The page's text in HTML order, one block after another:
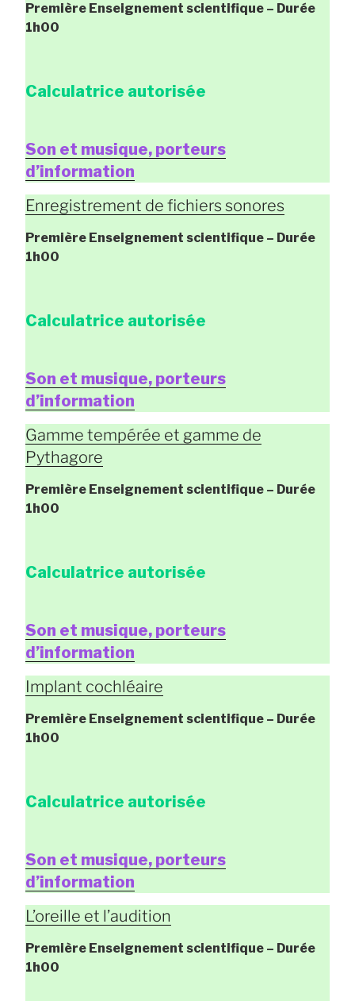
Première Enseignement scientifique – Durée
1h00
Calculatrice autorisée
Son et musique, porteurs
d’information
Enregistrement de fichiers sonores
Première Enseignement scientifique – Durée
1h00
Calculatrice autorisée
Son et musique, porteurs
d’information
Gamme tempérée et gamme de
Pythagore
Première Enseignement scientifique – Durée
1h00
Calculatrice autorisée
Son et musique, porteurs
d’information
Implant cochléaire
Première Enseignement scientifique – Durée
1h00
Calculatrice autorisée
Son et musique, porteurs
d’information
L’oreille et l’audition
Première Enseignement scientifique – Durée
1h00